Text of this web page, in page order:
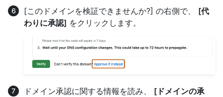
[このドメインを検証できませんか?] の右側で、 [代
わりに承認] をクリックします。
ドメイン承認に関する情報を読み、 [ドメインの承